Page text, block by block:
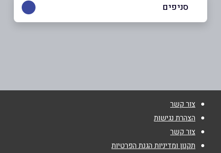
נושא*
סניפים
צור קשר
הצהרת נגישות
צור קשר
תקנון ומדיניות הגנת הפרטיות